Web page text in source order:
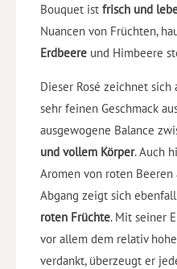
Bouquet ist frisch und
Nuancen von Früchten,
Erdbeere und Himbeere
Dieser Rosé zeichnet
sehr feinen Geschmack
ausgewogene Balance
und vollem Körper. Auch
Aromen von roten Beeren
Abgang zeigt sich
roten Früchte. Mit seiner
vor allem dem relativ
verdankt, überzeugt er